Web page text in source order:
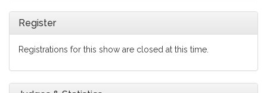
Register
Registrations for this show are closed at this time.